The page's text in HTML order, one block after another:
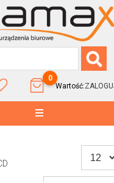
0
Wartość: